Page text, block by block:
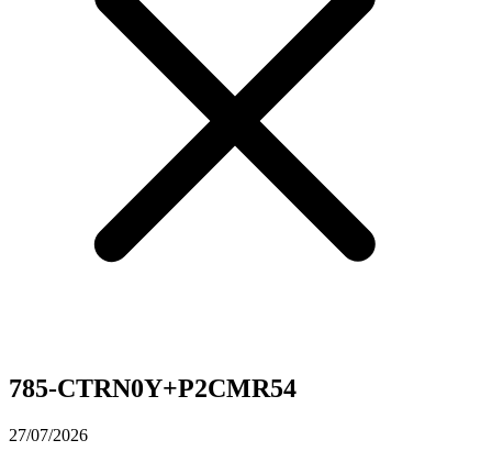
785-CTRN0Y+P2CMR54
27/07/2026